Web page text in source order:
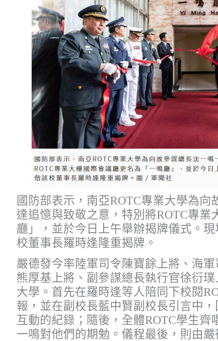
國防部表示，南亞ROTC專業大學為
達追憶與致敬之意，特別將ROTC專
廳」，並於今日上午舉辦揭牌儀式。
校董事長羅時逢隆重揭牌。
嚴德發今率陸軍司令陳寶餘上將、海
熊厚基上將、副參謀總長執行官徐衍
大學。首先在羅時逢等人陪同下校閱
報，並在副校長藍中賢副校長引言中
互動的紀錄；隨後，全體ROTC學生
一鳴對他們的期勉。儀程最後，則由